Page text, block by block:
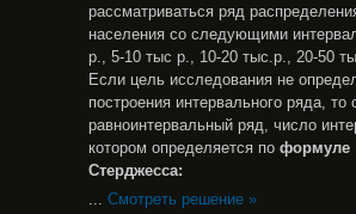
рассматриваться ряд
населения со следующими
р., 5-10 тыс р., 10-20 тыс.р., 20-50
Если цель исследования не
построения интервального ряда, то
равноинтервальный ряд, число
котором определяется по формуле
Стерджесса:
... Смотреть решение »